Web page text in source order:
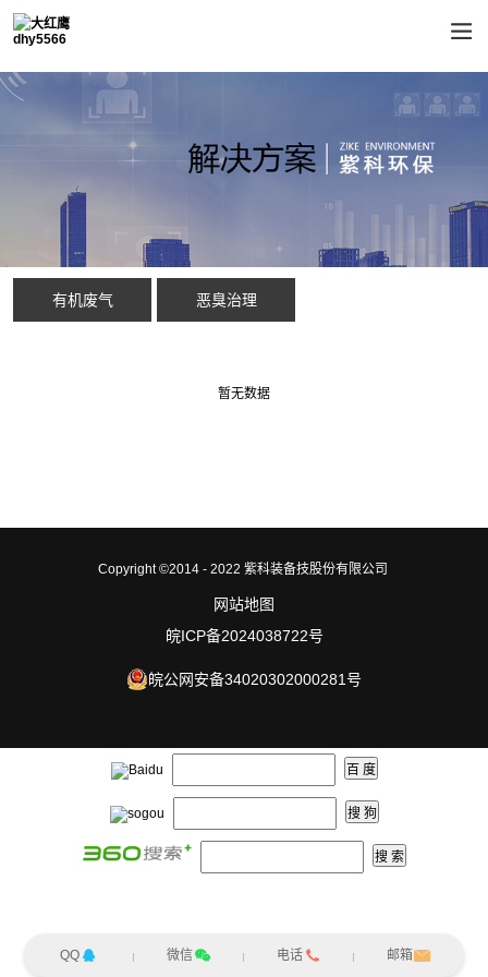
有机废气 恶臭治理
暂无数据
Copyright ©2014 - 2022 紫科装备技股份有限公司
网站地图
皖ICP备2024038722号
皖公网安备34020302000281号
QQ 微信 电话 邮箱